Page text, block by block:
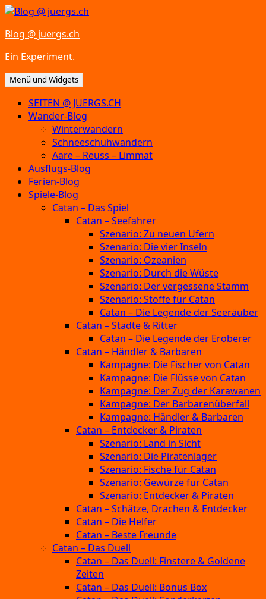
Zum
springen
Blog @ juergs.ch
Ein Experiment.
Menü und Widgets
SEITEN @ JUERGS.CH
Wander-Blog
Winterwandern
Schneeschuhwandern
Aare – Reuss – Limmat
Ausflugs-Blog
Ferien-Blog
Spiele-Blog
Catan – Das Spiel
Catan – Seefahrer
Szenario: Zu neuen Ufern
Szenario: Die vier Inseln
Szenario: Ozeanien
Szenario: Durch die Wüste
Szenario: Der vergessene Stamm
Szenario: Stoffe für Catan
Catan – Die Legende der Seeräuber
Catan – Städte & Ritter
Catan – Die Legende der Eroberer
Catan – Händler & Barbaren
Kampagne: Die Fischer von Catan
Kampagne: Die Flüsse von Catan
Kampagne: Der Zug der Karawanen
Kampagne: Der Barbarenüberfall
Kampagne: Händler & Barbaren
Catan – Entdecker & Piraten
Szenario: Land in Sicht
Szenario: Die Piratenlager
Szenario: Fische für Catan
Szenario: Gewürze für Catan
Szenario: Entdecker & Piraten
Catan – Schätze, Drachen & Entdecker
Catan – Die Helfer
Catan – Beste Freunde
Catan – Das Duell
Catan – Das Duell: Finstere & Goldene
Zeiten
Catan – Das Duell: Bonus Box